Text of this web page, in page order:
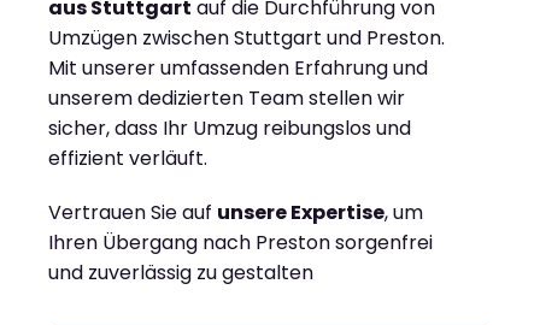
aus Stuttgart auf die Durchführung von
Umzügen zwischen Stuttgart und Preston.
Mit unserer umfassenden Erfahrung und
unserem dedizierten Team stellen wir
sicher, dass Ihr Umzug reibungslos und
effizient verläuft.
Vertrauen Sie auf unsere Expertise, um
Ihren Übergang nach Preston sorgenfrei
und zuverlässig zu gestalten